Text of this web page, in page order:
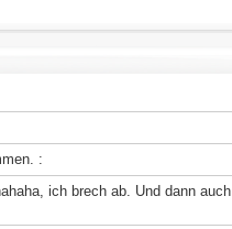
:
ich brech ab. Und dann